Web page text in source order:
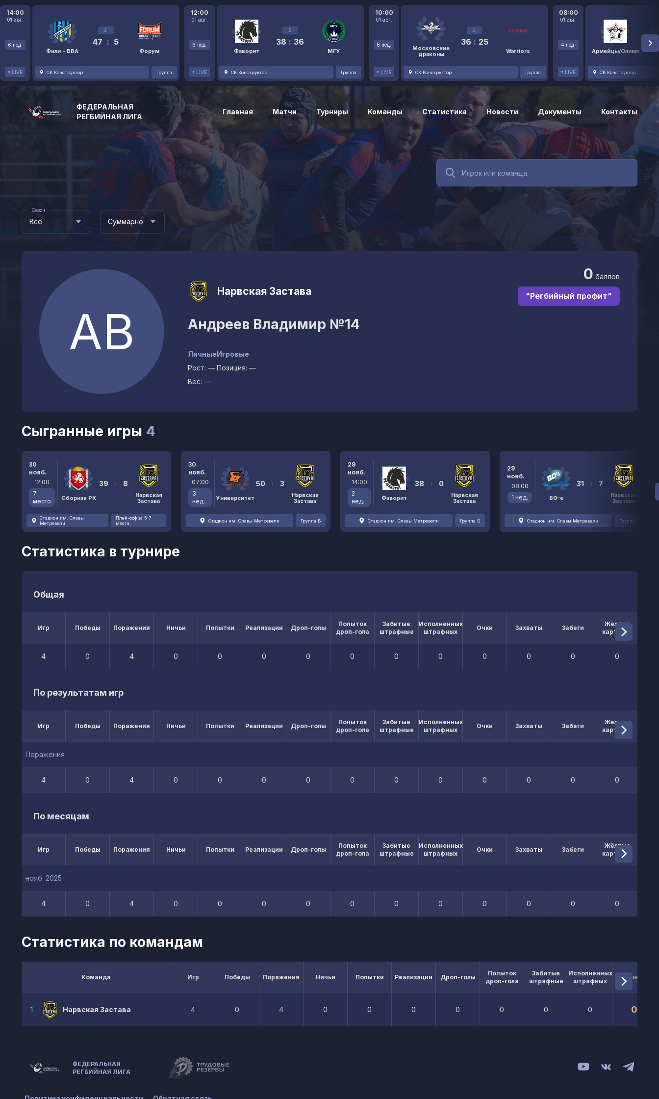
14:00
01 авг.
6 нед.
LIVE
Фили - ВВА
2
47 : 5
Форум
СК Конструктор Группа
12:00
01 авг.
6 нед.
LIVE
Фаворит
2
38 : 36
МГУ
СК Конструктор Группа
10:00
01 авг.
6 нед.
LIVE
Московские
драконы
2
36 : 25
Warriors
СК Конструктор Группа
08:00
01 авг.
4 нед.
LIVE
Армейцы/Олимп
48
СК Конструктор
ФЕДЕРАЛЬНАЯ
РЕГБИЙНАЯ ЛИГА
Главная Матчи Турниры Команды Статистика Новости Документы Контакты
Все
Сезон
Суммарно
АВ
Нарвская Застава
Андреев Владимир №14
Личные
Рост: —
Вес: —
Игровые
Позиция: —
0 баллов
"Регбийный профит"
Сыгранные игры 4
30
нояб.
12:00
7
место
Сборная РК
39 : 8
Нарвская
Застава
Стадион им. Славы
Метревели
Плей-офф за 5-7
места
30
нояб.
07:00
3
нед.
Университет
50 : 3
Нарвская
Застава
Стадион им. Славы Метревели Группа Б
29
нояб.
14:00
2
нед.
Фаворит
38 : 0
Нарвская
Застава
Стадион им. Славы Метревели Группа Б
29
нояб.
08:00
1 нед.
80-е
31 : 7
Нарвская
Застава
Стадион им. Славы Метревели Группа Б
Статистика в турнире
Общая
Игр Победы Поражения Ничьи Попытки Реализации Дроп-голы
Попыток
дроп-гола
Забитые
штрафные
Исполненных
штрафных
Очки Захваты Забеги
Жёлтые
карточки
4 0 4 0 0 0 0 0 0 0 0 0 0 0
По результатам игр
Игр Победы Поражения Ничьи Попытки Реализации Дроп-голы
Попыток
дроп-гола
Забитые
штрафные
Исполненных
штрафных
Очки Захваты Забеги
Жёлтые
карточки
Поражения
4 0 4 0 0 0 0 0 0 0 0 0 0 0
По месяцам
Игр Победы Поражения Ничьи Попытки Реализации Дроп-голы
Попыток
дроп-гола
Забитые
штрафные
Исполненных
штрафных
Очки Захваты Забеги
Жёлтые
карточки
нояб. 2025
4 0 4 0 0 0 0 0 0 0 0 0 0 0
Статистика по командам
Команда Игр Победы Поражения Ничьи Попытки Реализации Дроп-голы
Попыток
дроп-гола
Забитые
штрафные
Исполненных
штрафных
Очки
1 Нарвская Застава 4 0 4 0 0 0 0 0 0 0 0
ФЕДЕРАЛЬНАЯ
РЕГБИЙНАЯ ЛИГА